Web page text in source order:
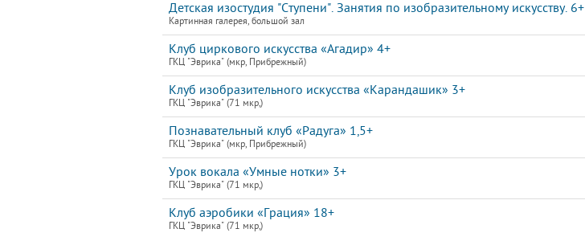
Детская изостудия "Ступени". Занятия по изобразительному искусству. 6+
Картинная галерея, большой зал
Клуб циркового искусства «Агадир» 4+
ГКЦ "Эврика" (мкр, Прибрежный)
Клуб изобразительного искусства «Карандашик» 3+
ГКЦ "Эврика" (71 мкр,)
Познавательный клуб «Радуга» 1,5+
ГКЦ "Эврика" (мкр, Прибрежный)
Урок вокала «Умные нотки» 3+
ГКЦ "Эврика" (71 мкр,)
Клуб аэробики «Грация» 18+
ГКЦ "Эврика" (71 мкр,)